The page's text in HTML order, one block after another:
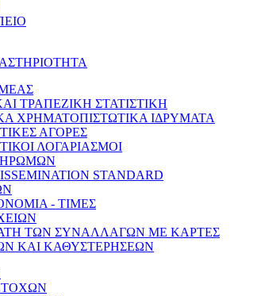
ΤΡΑΠΕΖΙΚΗ ΣΤΑΤΙΣΤΙΚΗ
ΧΡΗΜΑΤΟΠΙΣΤΩΤΙΚΑ ΙΔΡΥΜΑΤΑ
ΑΓΟΡΕΣ
ΛΟΓΑΡΙΑΣΜΟΙ
STANDARD
- ΤΙΜΕΣ
ΤΩΝ ΣΥΝΑΛΛΑΓΩΝ ΜΕ ΚΑΡΤΕΣ
ΚΑΙ ΚΑΘΥΣΤΕΡΗΣΕΩΝ